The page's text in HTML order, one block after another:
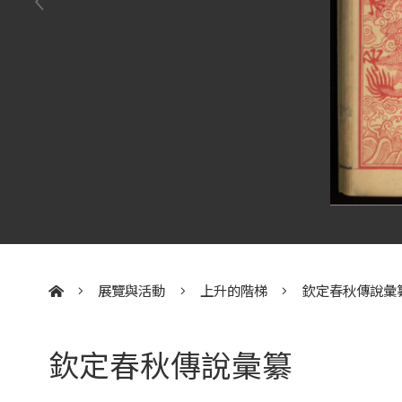
展覽與活動 上升的階梯 欽定春秋傳說彙
欽定春秋傳說彙纂